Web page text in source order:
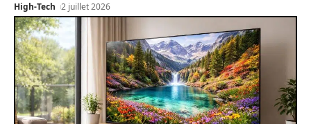
High-Tech 2 juillet 2026